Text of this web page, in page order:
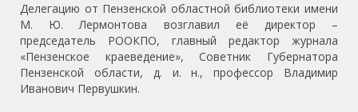
Делегацию от Пензенской областной библиотеки имени
М. Ю. Лермонтова возглавил её директор –
председатель РООКПО, главный редактор журнала
«Пензенское краеведение», Советник Губернатора
Пензенской области, д. и. н., профессор Владимир
Иванович Первушкин.